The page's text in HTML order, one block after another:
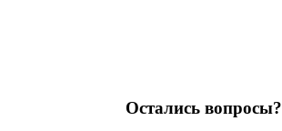
Остались вопросы?